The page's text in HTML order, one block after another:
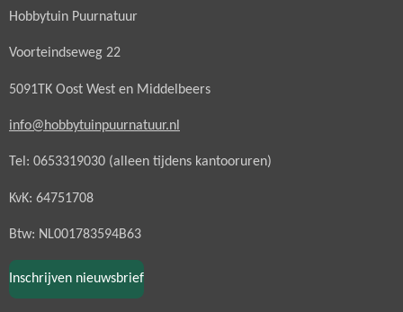
Hobbytuin Puurnatuur
Voorteindseweg 22
5091TK Oost West en Middelbeers
info@hobbytuinpuurnatuur.nl
Tel: 0653319030 (alleen tijdens kantooruren)
KvK: 64751708
Btw: NL001783594B63
Inschrijven nieuwsbrief